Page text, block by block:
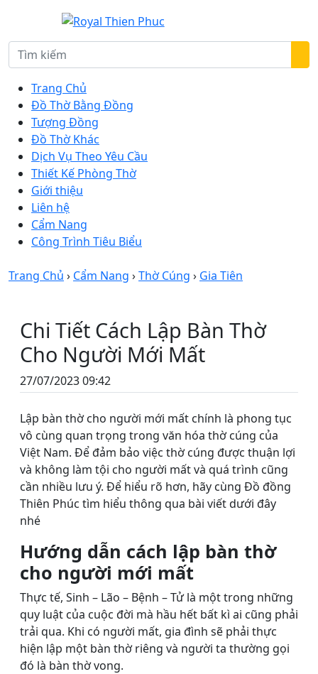
Trang Chủ
Đồ Thờ Bằng Đồng
Tượng Đồng
Đồ Thờ Khác
Dịch Vụ Theo Yêu Cầu
Thiết Kế Phòng Thờ
Giới thiệu
Liên hệ
Cẩm Nang
Công Trình Tiêu Biểu
Trang Chủ › Cẩm Nang ›Thờ Cúng › Gia Tiên
Chi Tiết Cách Lập Bàn Thờ
Cho Người Mới Mất
27/07/2023 09:42
Lập bàn thờ cho người mới mất chính là phong tục
vô cùng quan trọng trong văn hóa thờ cúng của
Việt Nam. Để đảm bảo việc thờ cúng được thuận lợi
và không làm tội cho người mất và quá trình cũng
cần nhiều lưu ý. Để hiểu rõ hơn, hãy cùng Đồ đồng
Thiên Phúc tìm hiểu thông qua bài viết dưới đây
nhé
Hướng dẫn cách lập bàn thờ
cho người mới mất
Thực tế, Sinh – Lão – Bệnh – Tử là một trong những
quy luật của cuộc đời mà hầu hết bất kì ai cũng phải
trải qua. Khi có người mất, gia đình sẽ phải thực
hiện lập một bàn thờ riêng và người ta thường gọi
đó là bàn thờ vong.